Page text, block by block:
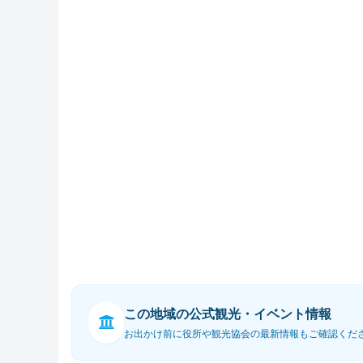
この地域の公式観光・イベント情報
お出かけ前に役所や観光協会の最新情報もご確認くだ